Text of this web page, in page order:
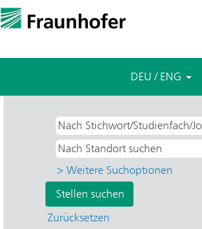
DEU / ENG
> Weitere Suchoptionen
Zurücksetzen